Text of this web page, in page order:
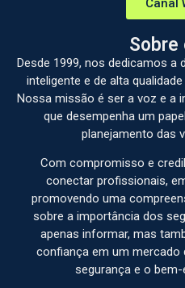
Canal
Sobre
Desde 1999, nos dedicamos a
inteligente e de alta
Nossa missão é ser a voz e a
que desempenha um
planejamento das
Com compromisso e
conectar profissionais,
promovendo uma
sobre a importância dos
apenas informar, mas
confiança em um mercado
segurança e o